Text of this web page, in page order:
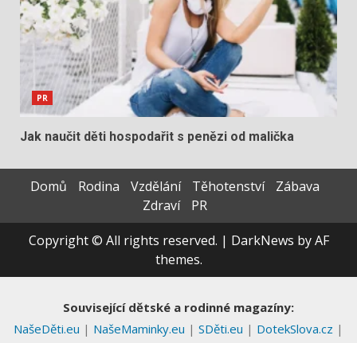
PR
Jak naučit děti hospodařit s penězi od malička
Domů Rodina Vzdělání Těhotenství
Zábava
Zdraví
PR
Copyright © All rights reserved. | DarkNews by AF
themes.
Související dětské a rodinné magazíny:
NašeDěti.eu | NašeMaminky.eu | SDěti.eu | DotekSlova.cz |